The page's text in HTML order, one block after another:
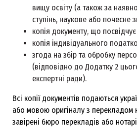
вищу освіту (а також за
ступінь, наукове або почесне
копія документу, що
копія індивідуального
згода на збір та обробку
(відповідно до Додатку 2
експертні ради).
Всі копії документів подаються
або мовою оригіналу з перекладом
завірені бюро перекладів або